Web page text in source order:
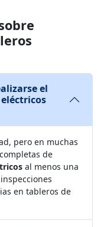
el
pero en muchas
de
al menos una
en tableros de